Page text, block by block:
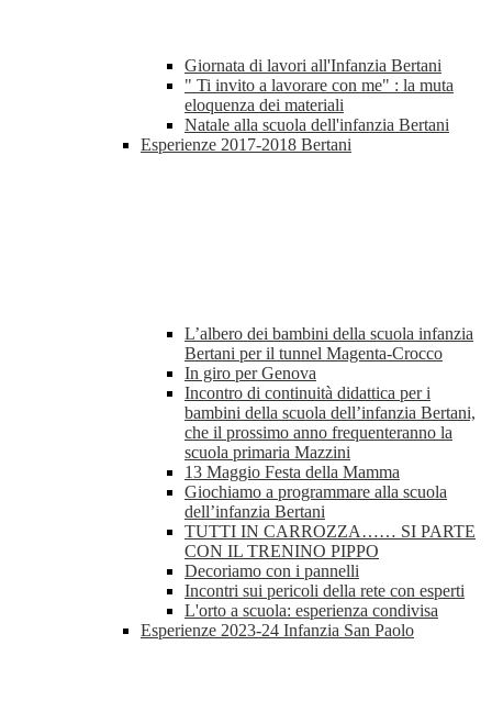
Giornata di lavori all'Infanzia Bertani
" Ti invito a lavorare con me" : la muta
eloquenza dei materiali
Natale alla scuola dell'infanzia Bertani
Esperienze 2017-2018 Bertani
L’albero dei bambini della scuola infanzia
Bertani per il tunnel Magenta-Crocco
In giro per Genova
Incontro di continuità didattica per i
bambini della scuola dell’infanzia Bertani,
che il prossimo anno frequenteranno la
scuola primaria Mazzini
13 Maggio Festa della Mamma
Giochiamo a programmare alla scuola
dell’infanzia Bertani
TUTTI IN CARROZZA…… SI PARTE
CON IL TRENINO PIPPO
Decoriamo con i pannelli
Incontri sui pericoli della rete con esperti
L'orto a scuola: esperienza condivisa
Esperienze 2023-24 Infanzia San Paolo